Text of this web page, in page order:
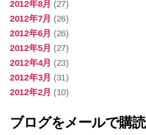
2012年8月 (27)
2012年7月 (26)
2012年6月 (26)
2012年5月 (27)
2012年4月 (23)
2012年3月 (31)
2012年2月 (10)
ブログをメールで購読